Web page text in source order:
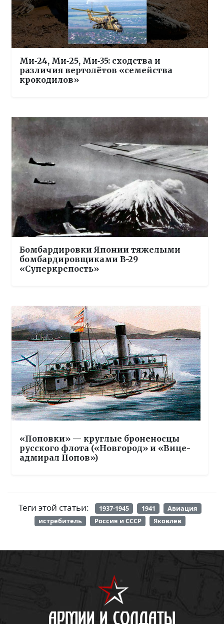
Ми‑24, Ми‑25, Ми‑35: сходства и
различия вертолётов «семейства
крокодилов»
Бомбардировки Японии тяжелыми
бомбардировщиками B-29
«Суперкрепость»
«Поповки» — круглые броненосцы
русского флота («Новгород» и «Вице-
адмирал Попов»)
Теги этой статьи: 1937-1945 1941
Авиация
истребитель
Россия и СССР Яковлев